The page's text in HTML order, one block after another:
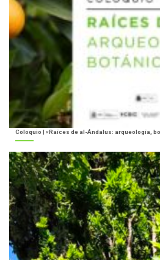
Coloquio | «Raíces de al-Ándalus: arqueología,